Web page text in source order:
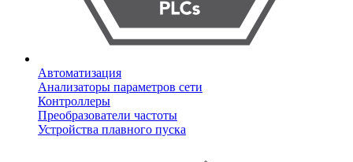
Автоматизация
Анализаторы параметров сети
Контроллеры
Преобразователи частоты
Устройства плавного пуска